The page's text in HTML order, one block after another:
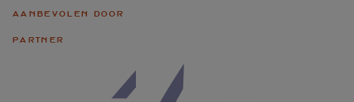
Aanbevolen door
Partner